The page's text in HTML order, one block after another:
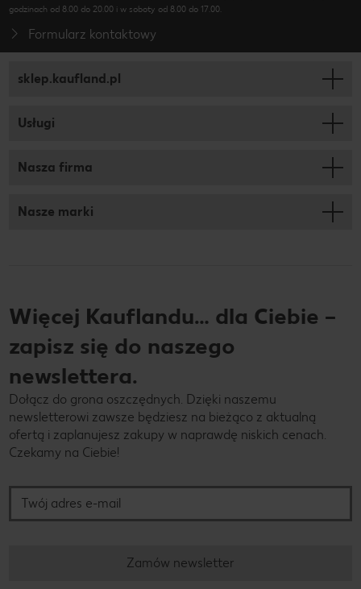
godzinach od 8.00 do 20.00 i w soboty od 8.00 do 17.00.
Formularz kontaktowy
sklep.kaufland.pl
Usługi
Nasza firma
Nasze marki
Więcej Kauflandu… dla Ciebie –
zapisz się do naszego
newslettera.
Dołącz do grona oszczędnych. Dzięki naszemu
newsletterowi zawsze będziesz na bieżąco z aktualną
ofertą i zaplanujesz zakupy w naprawdę niskich cenach.
Czekamy na Ciebie!
Zamów newsletter